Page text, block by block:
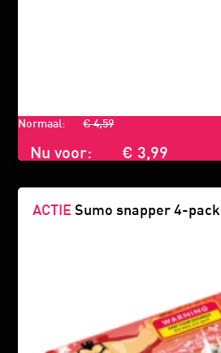
Normaal: € 4,59
Nu voor: € 3,99
ACTIE Sumo snapper 4-pack